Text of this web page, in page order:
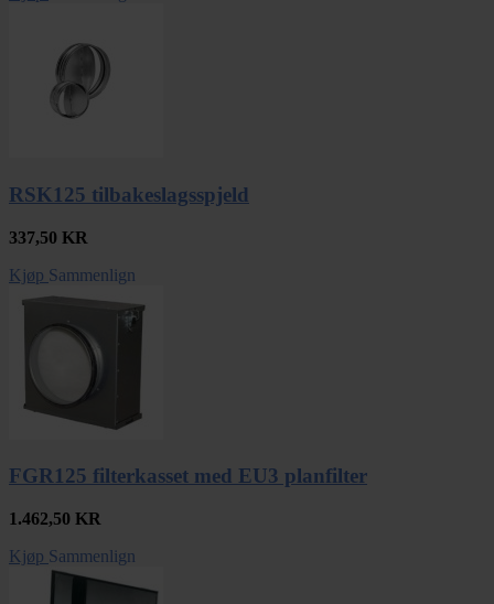
RSK125 tilbakeslagsspjeld
337,50 KR
Kjøp Sammenlign
FGR125 filterkasset med EU3 planfilter
1.462,50 KR
Kjøp Sammenlign